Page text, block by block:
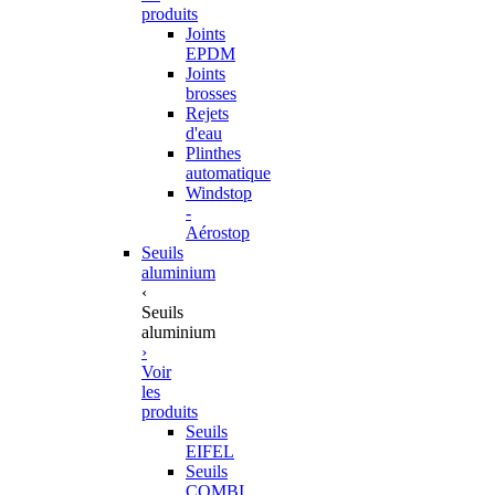
produits
Joints
EPDM
Joints
brosses
Rejets
d'eau
Plinthes
automatique
Windstop
-
Aérostop
Seuils
aluminium
‹
Seuils
aluminium
›
Voir
les
produits
Seuils
EIFEL
Seuils
COMBI